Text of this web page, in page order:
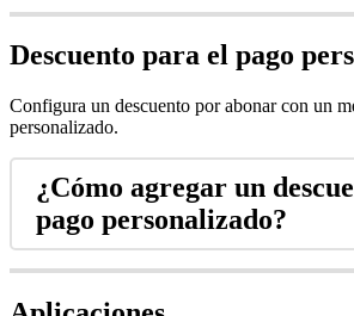
Descuento para el pago
Configura un descuento por abonar con un
personalizado.
¿Cómo agregar un
pago personalizado?